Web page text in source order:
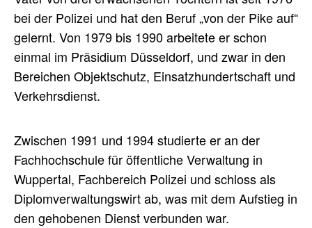
bei der Polizei und hat den Beruf „von der Pike auf“
gelernt. Von 1979 bis 1990 arbeitete er schon
einmal im Präsidium Düsseldorf, und zwar in den
Bereichen Objektschutz, Einsatzhundertschaft und
Verkehrsdienst.
Zwischen 1991 und 1994 studierte er an der
Fachhochschule für öffentliche Verwaltung in
Wuppertal, Fachbereich Polizei und schloss als
Diplomverwaltungswirt ab, was mit dem Aufstieg in
den gehobenen Dienst verbunden war.